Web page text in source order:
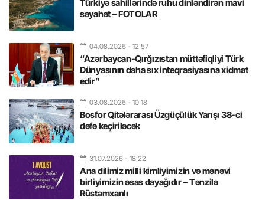
Türkiyə sahillərində ruhu dinləndirən mavi
səyahət – FOTOLAR
04.08.2026 - 12:57
“Azərbaycan-Qırğızıstan müttəfiqliyi Türk
Dünyasının daha sıx inteqrasiyasına xidmət
edir”
03.08.2026 - 10:18
Bosfor Qitələrarası Üzgüçülük Yarışı 38-ci
dəfə keçiriləcək
31.07.2026 - 18:22
Ana dilimiz milli kimliyimizin və mənəvi
birliyimizin əsas dayağıdır – Tənzilə
Rüstəmxanlı